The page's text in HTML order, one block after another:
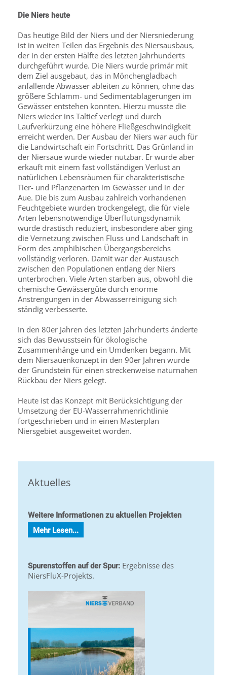
Die Niers heute
Das heutige Bild der Niers und der Niersniederung
ist in weiten Teilen das Ergebnis des Niersausbaus,
der in der ersten Hälfte des letzten Jahrhunderts
durchgeführt wurde. Die Niers wurde primär mit
dem Ziel ausgebaut, das in Mönchengladbach
anfallende Abwasser ableiten zu können, ohne das
größere Schlamm- und Sedimentablagerungen im
Gewässer entstehen konnten. Hierzu musste die
Niers wieder ins Taltief verlegt und durch
Laufverkürzung eine höhere Fließgeschwindigkeit
erreicht werden. Der Ausbau der Niers war auch für
die Landwirtschaft ein Fortschritt. Das Grünland in
der Niersaue wurde wieder nutzbar. Er wurde aber
erkauft mit einem fast vollständigen Verlust an
natürlichen Lebensräumen für charakteristische
Tier- und Pflanzenarten im Gewässer und in der
Aue. Die bis zum Ausbau zahlreich vorhandenen
Feuchtgebiete wurden trockengelegt, die für viele
Arten lebensnotwendige Überflutungsdynamik
wurde drastisch reduziert, insbesondere aber ging
die Vernetzung zwischen Fluss und Landschaft in
Form des amphibischen Übergangsbereichs
vollständig verloren. Damit war der Austausch
zwischen den Populationen entlang der Niers
unterbrochen. Viele Arten starben aus, obwohl die
chemische Gewässergüte durch enorme
Anstrengungen in der Abwasserreinigung sich
ständig verbesserte.
In den 80er Jahren des letzten Jahrhunderts änderte
sich das Bewusstsein für ökologische
Zusammenhänge und ein Umdenken begann. Mit
dem Niersauenkonzept in den 90er Jahren wurde
der Grundstein für einen streckenweise naturnahen
Rückbau der Niers gelegt.
Heute ist das Konzept mit Berücksichtigung der
Umsetzung der EU-Wasserrahmenrichtlinie
fortgeschrieben und in einen Masterplan
Niersgebiet ausgeweitet worden.
Aktuelles
Weitere Informationen zu aktuellen Projekten
Mehr Lesen...
Spurenstoffen auf der Spur: Ergebnisse des
NiersFluX-Projekts.